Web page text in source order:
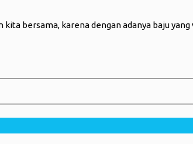
kita bersama, karena dengan adanya baju